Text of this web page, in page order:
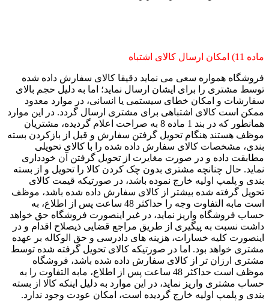
ماده 11) امکان ارسال کالای اشتباه
فروشگاه همواره سعی می نماید دقیقا کالای سفارش داده شده
توسط مشتری را برای ایشان ارسال نماید؛ اما به دلیل حجم بالای
سفارشات و امکان خطای سیستمی یا انسانی، در موارد معدود
ممکن است کالای اشتباهی برای مشتری ارسال گردد. در این موارد
همانطور که در بند 1 ماده 8 به صراحت اعلام گردیده، مشتریان
موظف هستند هنگام تحویل گرفتن سفارش و قبل از بازکردن بسته
بندی، مشخصات کالای سفارش داده شده را با کالای تحویلی
مطابقت داده و در صورت مغایرت از تحویل گرفتن آن خودداری
نماید. حال چنانچه مشتری بدون چک کردن کالا را تحویل و از بسته
بندی و پلمپ اولیه خارج نموده باشد، در صورتیکه قیمت کالای
تحویل گرفته شده بیشتر از کالای سفارش داده شده باشد، موظف
است مابه التفاوت وجه را حداکثر 48 ساعت پس از اطلاع، به
حساب فروشگاه واریز نماید، در غیر اینصورت فروشگاه حق خواهد
داشت نسبت به پیگیری از طریق مراجع قضایی ذیصلاح اقدام و در
اینصورت کلیه خسارات، هزینه های دادرسی و حق الوکاله بر عهده
مشتری خواهد بود. اما در صورتیکه کالای تحویل گرفته شده توسط
مشتری ارزان تر از کالای سفارش داده شده باشد، فروشگاه
موظف است حداکثر 48 ساعت پس از اطلاع، مابه التفاوت را به
حساب مشتری واریز نماید، در این موارد به دلیل اینکه کالا از بسته
بندی و پلمپ اولیه خارج گردیده است، امکان عودت وجود ندارد.